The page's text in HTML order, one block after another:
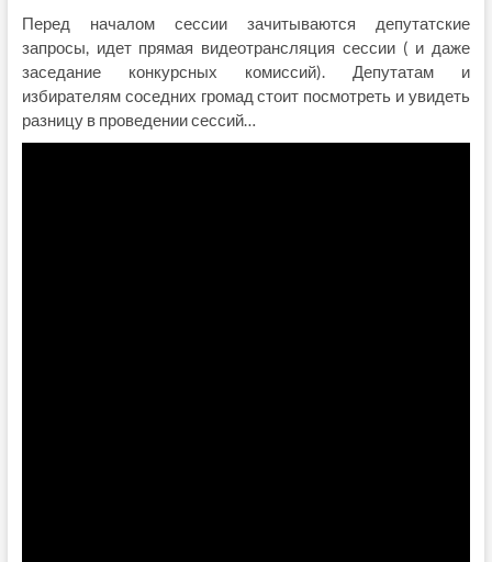
Перед началом сессии зачитываются депутатские
запросы, идет прямая видеотрансляция сессии ( и даже
заседание конкурсных комиссий). Депутатам и
избирателям соседних громад стоит посмотреть и увидеть
разницу в проведении сессий…